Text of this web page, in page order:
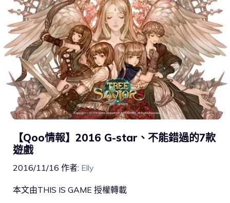
【Qoo情報】2016 G-star、不能錯過的7款
遊戲
2016/11/16 作者: Elly
本文由THIS IS GAME 授權轉載